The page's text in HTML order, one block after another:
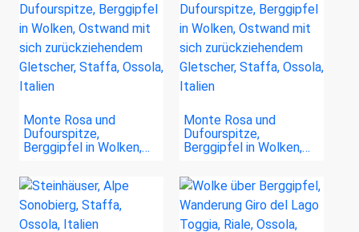
Monte Rosa und
Dufourspitze,
Berggipfel in Wolken,…
Monte Rosa und
Dufourspitze,
Berggipfel in Wolken,…